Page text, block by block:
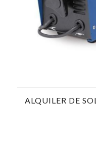
ALQUILER DE